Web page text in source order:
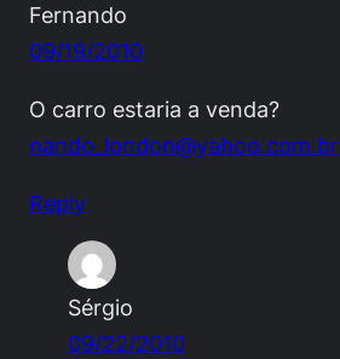
Fernando
09/19/2010
O carro estaria a venda?
nando_london@yahoo.com.br
Reply
Sérgio
09/22/2010